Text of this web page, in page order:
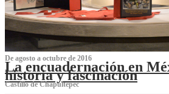
De agosto a octubre de 2016
La encuadernación en
historia y fascinación
Castillo de Chapultepec